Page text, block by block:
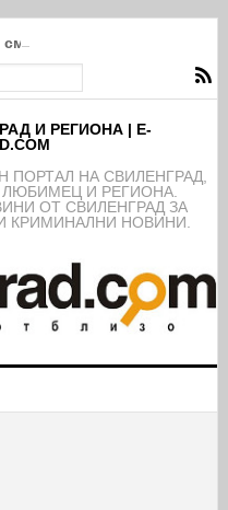
И РЕГИОНА | E-
НА СВИЛЕНГРАД,
И РЕГИОНА.
ОТ СВИЛЕНГРАД ЗА
КРИМИНАЛНИ НОВИНИ.